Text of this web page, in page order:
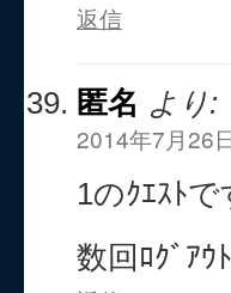
返信
匿名 より:
2014年7月26
1のｸｴｽﾄ
数回ﾛｸﾞｱ